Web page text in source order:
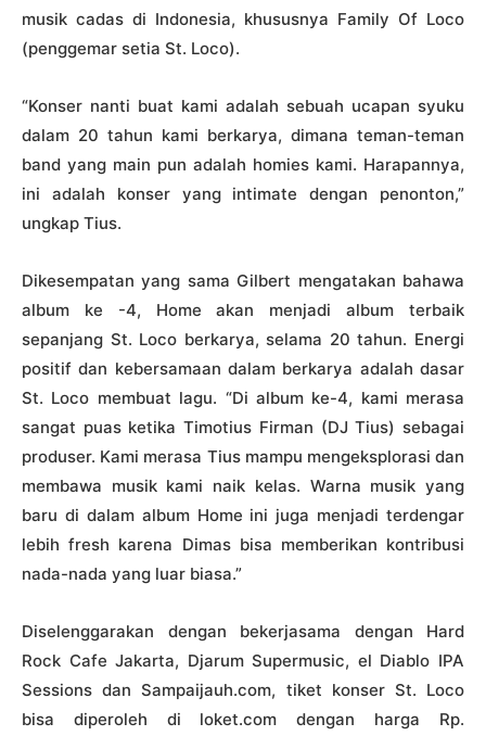
musik cadas di Indonesia, khususnya Family Of Loco
(penggemar setia St. Loco).
“Konser nanti buat kami adalah sebuah ucapan syuku
dalam 20 tahun kami berkarya, dimana teman-teman
band yang main pun adalah homies kami. Harapannya,
ini adalah konser yang intimate dengan penonton,”
ungkap Tius.
Dikesempatan yang sama Gilbert mengatakan bahawa
album ke -4, Home akan menjadi album terbaik
sepanjang St. Loco berkarya, selama 20 tahun. Energi
positif dan kebersamaan dalam berkarya adalah dasar
St. Loco membuat lagu. “Di album ke-4, kami merasa
sangat puas ketika Timotius Firman (DJ Tius) sebagai
produser. Kami merasa Tius mampu mengeksplorasi dan
membawa musik kami naik kelas. Warna musik yang
baru di dalam album Home ini juga menjadi terdengar
lebih fresh karena Dimas bisa memberikan kontribusi
nada-nada yang luar biasa.”
Diselenggarakan dengan bekerjasama dengan Hard
Rock Cafe Jakarta, Djarum Supermusic, el Diablo IPA
Sessions dan Sampaijauh.com, tiket konser St. Loco
bisa diperoleh di loket.com dengan harga Rp.